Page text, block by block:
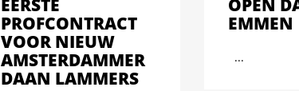
PROFCONTRACT
VOOR NIEUW
AMSTERDAMMER
DAAN LAMMERS
EMMEN
...